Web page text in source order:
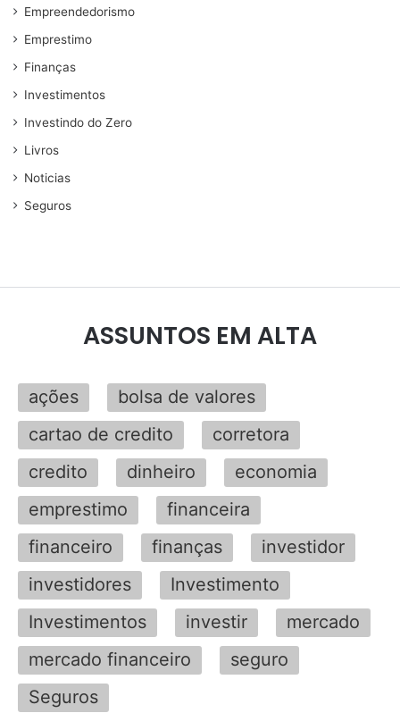
Empreendedorismo
Emprestimo
Finanças
Investimentos
Investindo do Zero
Livros
Noticias
Seguros
ASSUNTOS EM ALTA
ações
bolsa de valores
cartao de credito
corretora
credito
dinheiro
economia
emprestimo
financeira
financeiro
finanças
investidor
investidores
Investimento
Investimentos
investir
mercado
mercado financeiro
seguro
Seguros